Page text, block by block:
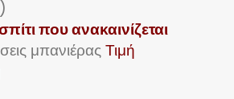
που ανακαινίζεται
μπανιέραςΤιμή